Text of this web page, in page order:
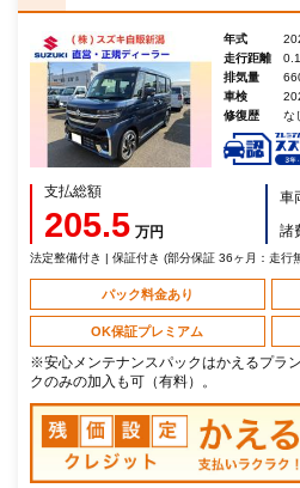
年式
走行距離
排気量
車検
修復歴
な
支払総額
205.5 万円
車
諸
法定整備付き | 保証付き (部分保証 36ヶ月：走行
パック料金あり
OK保証プレミアム
※安心メンテナンスパックはかえるプラ
クのみの加入も可（有料）。